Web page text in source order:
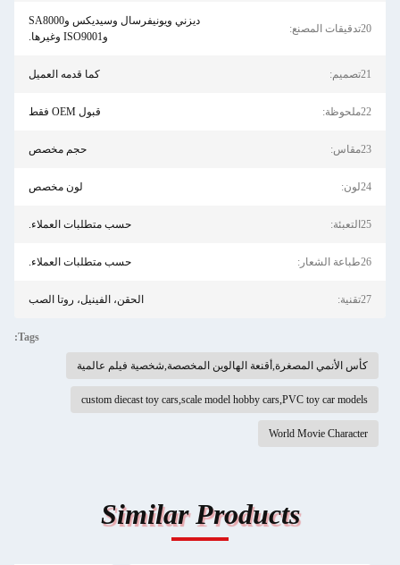
20تدقيقات المصنع:
ديزني ويونيفرسال وسيديكس وSA8000
وISO9001 وغيرها.
21تصميم: كما قدمه العميل
22ملحوظة: قبول OEM فقط
23مقاس: حجم مخصص
24لون: لون مخصص
25التعبئة: حسب متطلبات العملاء.
26طباعة الشعار: حسب متطلبات العملاء.
27تقنية: الحقن، الفينيل، روتا الصب
Tags:
كأس الأنمي المصغرة,أقنعة الهالوين المخصصة,شخصية فيلم عالمية
custom diecast toy cars,scale model hobby cars,PVC toy car models
World Movie Character
Similar Products